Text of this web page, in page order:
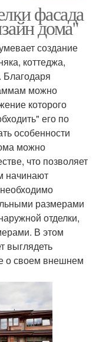
Программа для
Бесплатный
программы
фасада
дома"
создание
коттеджа,
Благодаря
можно
которого
его по
особенности
можно
что позволяет
начинают
размерами
отделки,
В этом
выглядеть
о своем внешнем